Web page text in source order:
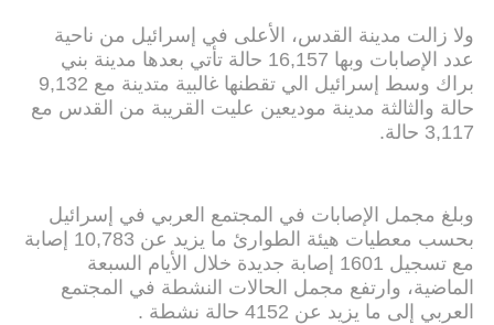
ولا زالت مدينة القدس، الأعلى في إسرائيل من ناحية
عدد الإصابات وبها 16,157 حالة تأتي بعدها مدينة بني
براك وسط إسرائيل الي تقطنها غالبية متدينة مع 9,132
حالة والثالثة مدينة موديعين عليت القريبة من القدس مع
3,117 حالة.
وبلغ مجمل الإصابات في المجتمع العربي في إسرائيل
بحسب معطيات هيئة الطوارئ ما يزيد عن 10,783 إصابة
مع تسجيل 1601 إصابة جديدة خلال الأيام السبعة
الماضية، وارتفع مجمل الحالات النشطة في المجتمع
العربي إلى ما يزيد عن 4152 حالة نشطة .